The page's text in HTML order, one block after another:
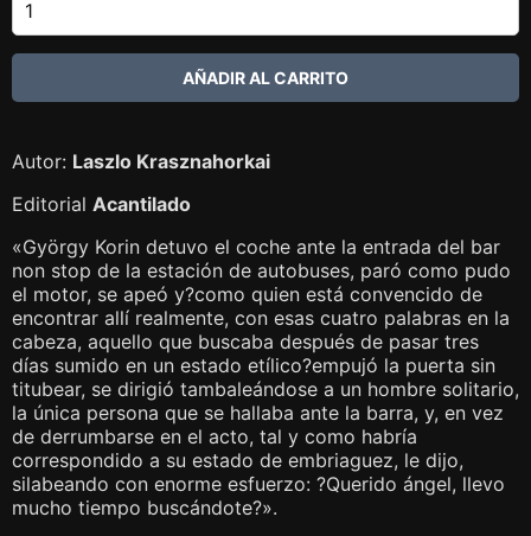
Autor: Laszlo Krasznahorkai
Editorial Acantilado
«György Korin detuvo el coche ante la entrada del bar
non stop de la estación de autobuses, paró como pudo
el motor, se apeó y?como quien está convencido de
encontrar allí realmente, con esas cuatro palabras en la
cabeza, aquello que buscaba después de pasar tres
días sumido en un estado etílico?empujó la puerta sin
titubear, se dirigió tambaleándose a un hombre solitario,
la única persona que se hallaba ante la barra, y, en vez
de derrumbarse en el acto, tal y como habría
correspondido a su estado de embriaguez, le dijo,
silabeando con enorme esfuerzo: ?Querido ángel, llevo
mucho tiempo buscándote?».